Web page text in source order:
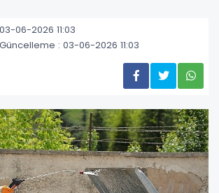
03-06-2026 11:03
Güncelleme : 03-06-2026 11:03